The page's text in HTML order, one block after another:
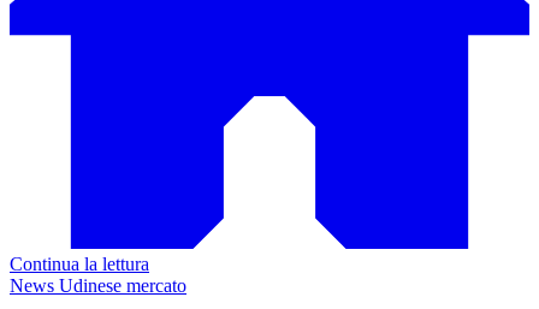
Continua la lettura
News Udinese mercato